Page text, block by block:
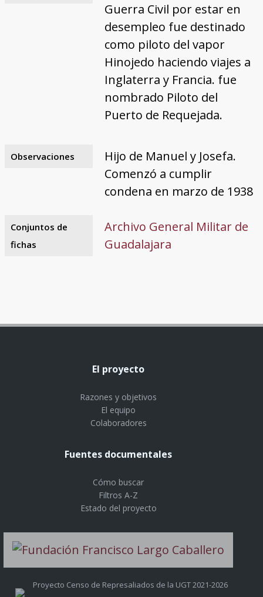
Guerra Civil por estar en
desempleo fue destinado
como piloto del vapor
Hinojedo haciendo viajes a
Inglaterra y Francia. fue
nombrado Piloto del
Puerto de Requejada.
Observaciones
Hijo de Manuel y Josefa.
Comenzó a cumplir
condena en marzo de 1938
Conjuntos de
fichas
Archivo General Militar de
Guadalajara
El proyecto
Razones y objetivos
El equipo
Colaboradores
Fuentes documentales
Cómo buscar
Filtros A-Z
Estado del proyecto
Proyecto Censo de Represaliados de la UGT 2021-2026